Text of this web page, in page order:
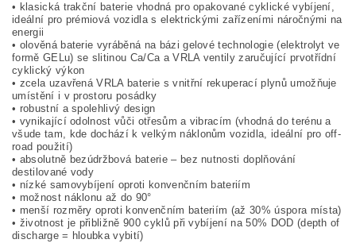
• klasická trakční baterie vhodná pro opakované cyklické vybíjení,
ideální pro prémiová vozidla s elektrickými zařízeními náročnými na
energii
• olověná baterie vyráběná na bázi gelové technologie (elektrolyt ve
formě GELu) se slitinou Ca/Ca a VRLA ventily zaručující prvotřídní
cyklický výkon
• zcela uzavřená VRLA baterie s vnitřní rekuperací plynů umožňuje
umístění i v prostoru posádky
• robustní a spolehlivý design
• vynikající odolnost vůči otřesům a vibracím (vhodná do terénu a
všude tam, kde dochází k velkým náklonům vozidla, ideální pro off-
road použití)
• absolutně bezúdržbová baterie – bez nutnosti doplňování
destilované vody
• nízké samovybíjení oproti konvenčním bateriím
• možnost náklonu až do 90°
• menší rozměry oproti konvenčním bateriím (až 30% úspora místa)
• životnost je přibližně 900 cyklů při vybíjení na 50% DOD (depth of
discharge = hloubka vybití)